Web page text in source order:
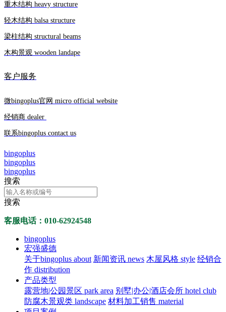
重木结构 heavy structure
轻木结构 balsa structure
梁柱结构 structural beams
木构景观 wooden landape
客户服务
微bingoplus官网 micro official website
经销商 dealer
联系bingoplus contact us
bingoplus
bingoplus
bingoplus
搜索
搜索
客服电话：010-62924548
bingoplus
宏强盛德
关于bingoplus about 新闻资讯 news 木屋风格 style 经销合
作 distribution
产品类型
露营地|公园景区 park area 别墅|办公|酒店会所 hotel club
防腐木景观类 landscape 材料加工销售 material